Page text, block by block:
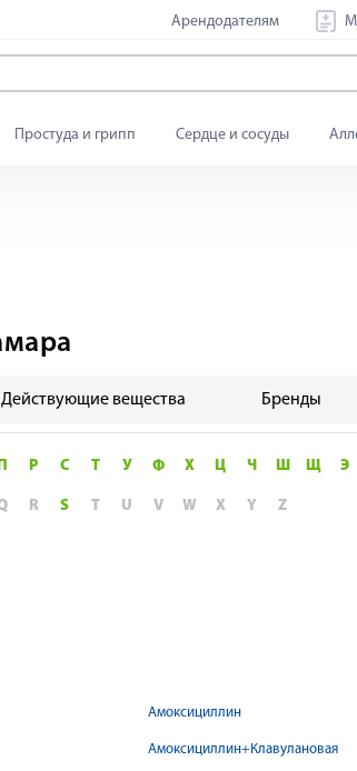
Арендодателям
Простуда и грипп Сердце и сосуды
Действующие вещества Бренды
Р С Т У Ф Х Ц Ч Ш Щ Э
R S T U V W X Y Z
Амоксициллин
Амоксициллин+Клавулановая